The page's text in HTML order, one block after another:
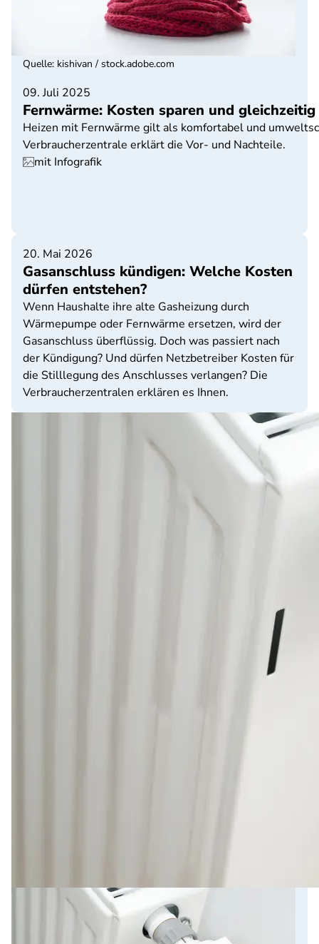
09. Juli 2025
Fernwärme: Kosten sparen und
Heizen mit Fernwärme gilt als komfortabel und
Verbraucherzentrale erklärt die Vor- und Nachteile.
mit Infografik
Quelle: kishivan / stock.adobe.com
20. Mai 2026
Gasanschluss kündigen: Welche Kosten
dürfen entstehen?
Wenn Haushalte ihre alte Gasheizung durch
Wärmepumpe oder Fernwärme ersetzen, wird der
Gasanschluss überflüssig. Doch was passiert nach
der Kündigung? Und dürfen Netzbetreiber Kosten für
die Stilllegung des Anschlusses verlangen? Die
Verbraucherzentralen erklären es Ihnen.